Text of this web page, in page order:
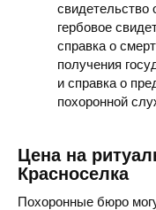
свидетельство
гербовое
справка о
получения
и справка о
похоронной
Цена на
Красноселка
Похоронные бюро